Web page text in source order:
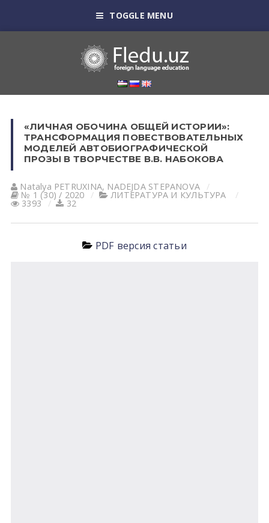
TOGGLE MENU
«ЛИЧНАЯ ОБОЧИНА ОБЩЕЙ ИСТОРИИ»:
ТРАНСФОРМАЦИЯ ПОВЕСТВОВАТЕЛЬНЫХ
МОДЕЛЕЙ АВТОБИОГРАФИЧЕСКОЙ
ПРОЗЫ В ТВОРЧЕСТВЕ В.В. НАБОКОВА
Natalya PETRUXINА, NАDEJDА STEPАNOVА
№ 1 (30) / 2020 ЛИТЕРАТУРА И КУЛЬТУРА
3393 32
PDF версия статьи